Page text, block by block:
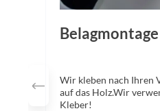
Belagmontage
Wir kleben nach Ihren
auf das Holz.Wir
Kleber!